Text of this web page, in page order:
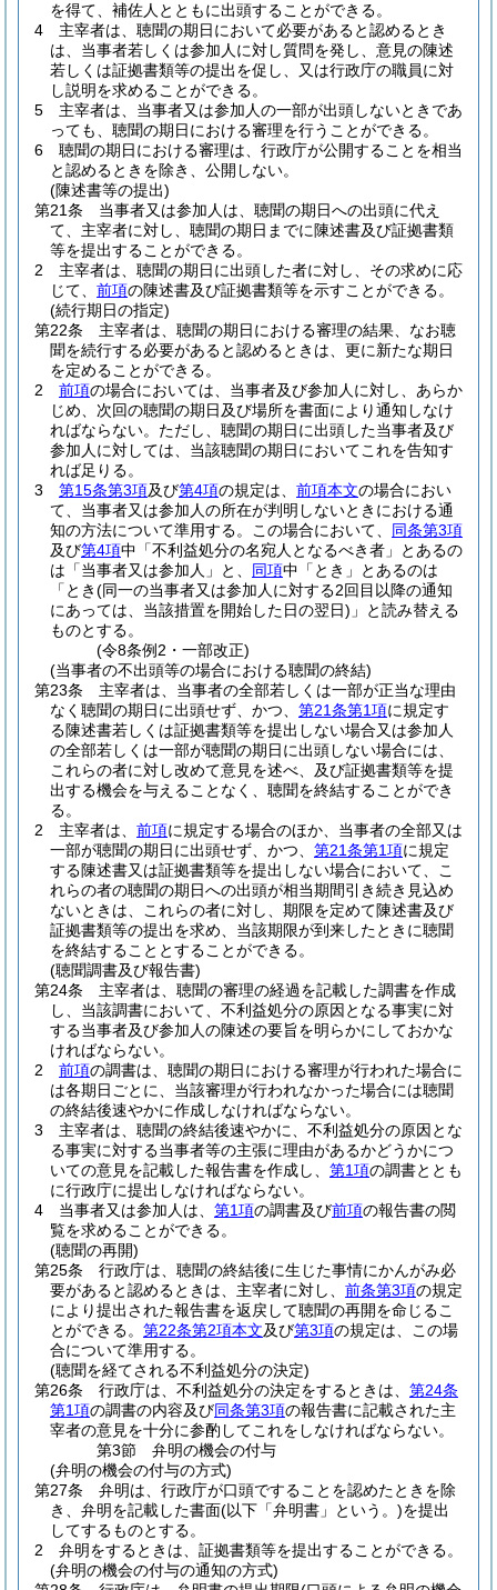
を得て、補佐人とともに出頭することができる。
4
主宰者は、聴聞の期日において必要があると認めるとき
は、当事者若しくは参加人に対し質問を発し、意見の陳述
若しくは証拠書類等の提出を促し、又は行政庁の職員に対
し説明を求めることができる。
5
主宰者は、当事者又は参加人の一部が出頭しないときであ
っても、聴聞の期日における審理を行うことができる。
6
聴聞の期日における審理は、行政庁が公開することを相当
と認めるときを除き、公開しない。
(陳述書等の提出)
第21条
当事者又は参加人は、聴聞の期日への出頭に代え
て、主宰者に対し、聴聞の期日までに陳述書及び証拠書類
等を提出することができる。
2
主宰者は、聴聞の期日に出頭した者に対し、その求めに応
じて、 前項の陳述書及び証拠書類等を示すことができる。
(続行期日の指定)
第22条
主宰者は、聴聞の期日における審理の結果、なお聴
聞を続行する必要があると認めるときは、更に新たな期日
を定めることができる。
2
前項の場合においては、当事者及び参加人に対し、あらか
じめ、次回の聴聞の期日及び場所を書面により通知しなけ
ればならない。 ただし、聴聞の期日に出頭した当事者及び
参加人に対しては、当該聴聞の期日においてこれを告知す
れば足りる。
3
第15条第3項及び第4項の規定は、 前項本文の場合におい
て、当事者又は参加人の所在が判明しないときにおける通
知の方法について準用する。
この場合において、 同条第3項
及び第4項中「不利益処分の名宛人となるべき者」とあるの
は「当事者又は参加人」と、 同項中「とき」とあるのは
「とき(同一の当事者又は参加人に対する2回目以降の通知
にあっては、当該措置を開始した日の翌日) 」と読み替える
ものとする。
(令8条例2・一部改正)
(当事者の不出頭等の場合における聴聞の終結)
第23条
主宰者は、当事者の全部若しくは一部が正当な理由
なく聴聞の期日に出頭せず、かつ、 第21条第1項に規定す
る陳述書若しくは証拠書類等を提出しない場合又は参加人
の全部若しくは一部が聴聞の期日に出頭しない場合には、
これらの者に対し改めて意見を述べ、及び証拠書類等を提
出する機会を与えることなく、聴聞を終結することができ
る。
2
主宰者は、 前項に規定する場合のほか、当事者の全部又は
一部が聴聞の期日に出頭せず、かつ、 第21条第1項に規定
する陳述書又は証拠書類等を提出しない場合において、こ
れらの者の聴聞の期日への出頭が相当期間引き続き見込め
ないときは、これらの者に対し、期限を定めて陳述書及び
証拠書類等の提出を求め、当該期限が到来したときに聴聞
を終結することとすることができる。
(聴聞調書及び報告書)
第24条
主宰者は、聴聞の審理の経過を記載した調書を作成
し、当該調書において、不利益処分の原因となる事実に対
する当事者及び参加人の陳述の要旨を明らかにしておかな
ければならない。
2
前項の調書は、聴聞の期日における審理が行われた場合に
は各期日ごとに、当該審理が行われなかった場合には聴聞
の終結後速やかに作成しなければならない。
3
主宰者は、聴聞の終結後速やかに、不利益処分の原因とな
る事実に対する当事者等の主張に理由があるかどうかにつ
いての意見を記載した報告書を作成し、 第1項の調書ととも
に行政庁に提出しなければならない。
4
当事者又は参加人は、 第1項の調書及び前項の報告書の閲
覧を求めることができる。
(聴聞の再開)
第25条
行政庁は、聴聞の終結後に生じた事情にかんがみ必
要があると認めるときは、主宰者に対し、 前条第3項の規定
により提出された報告書を返戻して聴聞の再開を命じるこ
とができる。 第22条第2項本文及び第3項の規定は、この場
合について準用する。
(聴聞を経てされる不利益処分の決定)
第26条
行政庁は、不利益処分の決定をするときは、 第24条
第1項の調書の内容及び同条第3項の報告書に記載された主
宰者の意見を十分に参酌してこれをしなければならない。
第3節
弁明の機会の付与
(弁明の機会の付与の方式)
第27条
弁明は、行政庁が口頭ですることを認めたときを除
き、弁明を記載した書面(以下「弁明書」という。)を提出
してするものとする。
2
弁明をするときは、証拠書類等を提出することができる。
(弁明の機会の付与の通知の方式)